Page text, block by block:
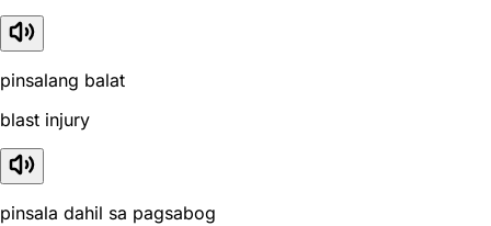
pinsalang balat
blast injury
pinsala dahil sa pagsabog